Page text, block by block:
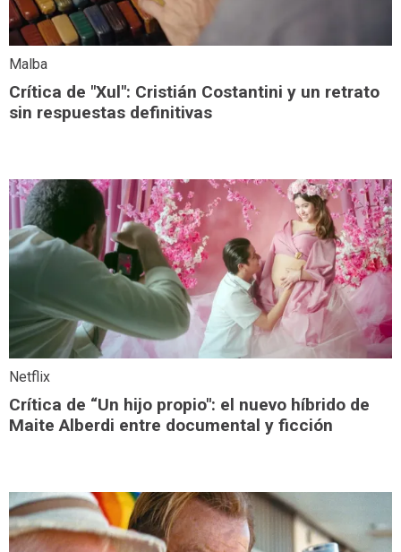
Malba
Crítica de "Xul": Cristián Costantini y un retrato
sin respuestas definitivas
Netflix
Crítica de “Un hijo propio": el nuevo híbrido de
Maite Alberdi entre documental y ficción